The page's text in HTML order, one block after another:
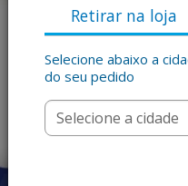
Retirar na loja
Selecione abaixo a
do seu pedido